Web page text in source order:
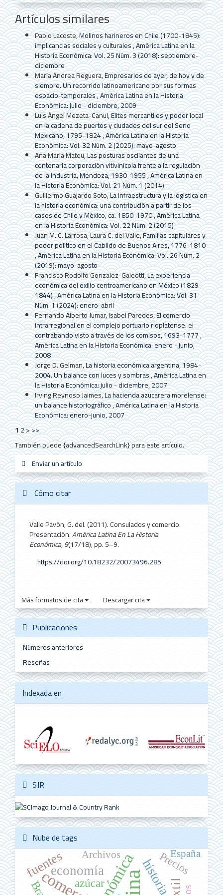
Artículos similares
Pablo Lacoste,Molinos harineros en Chile (1700-1845):
implicancias sociales y culturales,América Latina en la
Historia Económica: Vol. 25 Núm. 3 (2018): septiembre-
diciembre
María Andrea Reguera,Empresarios de ayer, de hoy y de
siempre. Un recorrido latinoamericano por sus formas
espacio-temporales,América Latina en la Historia
Económica: julio - diciembre, 2009
Luis Ángel Mezeta-Canul,Elites mercantiles y poder local
en la cadena de puertos y ciudades del sur del Seno
Mexicano, 1795-1824,América Latina en la Historia
Económica: Vol. 32 Núm. 2 (2025): mayo-agosto
Ana María Mateu,Las posturas oscilantes de una
centenaria corporación vitivinícola frente a la regulación
de la industria, Mendoza, 1930-1955,América Latina en
la Historia Económica: Vol. 21 Núm. 1 (2014)
Guillermo Guajardo Soto,La infraestructura y la logística en
la historia económica: una contribución a partir de los
casos de Chile y México, ca. 1850-1970,América Latina
en la Historia Económica: Vol. 22 Núm. 2 (2015)
Juan M. C. Larrosa, Laura C. del Valle,Familias capitulares y
poder político en el Cabildo de Buenos Aires, 1776-1810
,América Latina en la Historia Económica: Vol. 26 Núm. 2
(2019): mayo-agosto
Francisco Rodolfo Gonzalez-Galeotti,La experiencia
económica del exilio centroamericano en México (1829-
1844),América Latina en la Historia Económica: Vol. 31
Núm. 1 (2024): enero-abril
Fernando Alberto Jumar, Isabel Paredes,El comercio
intrarregional en el complejo portuario rioplatense: el
contrabando visto a través de los comisos, 1693-1777,
América Latina en la Historia Económica: enero - junio,
2008
Jorge D. Gelman,La historia económica argentina, 1984-
2004. Un balance con luces y sombras,América Latina en
la Historia Económica: julio - diciembre, 2007
Irving Reynoso Jaimes,La hacienda azucarera morelense:
un balance historiográfico,América Latina en la Historia
Económica: enero-junio, 2007
12>>>
También puede {advancedSearchLink} para este artículo.
un
artículo
Enviar un artículo
Cómo citar
Valle Pavón, G. del. (2011). Consulados y comercio.
Presentación.América Latina En La Historia
Económica,9(17/18), pp. 5–9.
https://doi.org/10.18232/20073496.285
Más formatos de cita Descargar cita
Publicaciones
Números anteriores
Reseñas
Indexada en
SJR
Nube de tags
economía historia
fuentes
azúcar
Precios
Archivos España
redes